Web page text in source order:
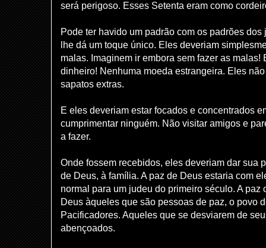
será perigoso. Esses Setenta eram como
Pode ter havido um padrão com os padrões
lhe dá um toque único. Eles deveriam
malas. Imaginem ir embora sem fazer as malas!
dinheiro! Nenhuma moeda estrangeira. Eles
sapatos extras.
E eles deveriam estar focados e concentrados
cumprimentar ninguém. Não visitar amigos e
a fazer.
Onde fossem recebidos, eles deveriam dar sua
de Deus, à família. A paz de Deus estaria com
normal para um judeu do primeiro século. A paz
Deus àqueles que são pessoas de paz, o povo
Pacificadores. Aqueles que se desviarem de
abençoados.